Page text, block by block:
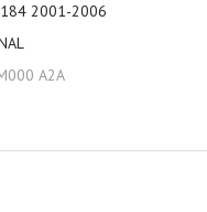
2001-2006
A2A